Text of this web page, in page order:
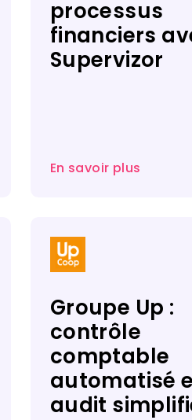
processus
financiers
Supervizor​
En savoir plus
Groupe Up :
contrôle
comptable
automatisé
audit